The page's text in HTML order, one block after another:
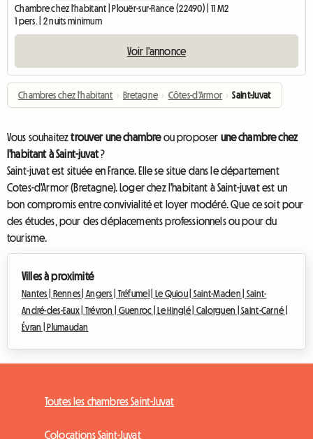
Chambre chez l'habitant | Plouër-sur-Rance (22490) | 11 M2
1 pers. | 2 nuits minimum
Voir l'annonce
Chambres chez l'habitant › Bretagne › Côtes-d'Armor › Saint-Juvat
Vous souhaiteztrouver une chambreou proposer une chambre chez
l'habitant à Saint-juvat?
Saint-juvat est située en France. Elle se situe dans le département
Cotes-d'Armor (Bretagne). Loger chez l'habitant à Saint-juvat est un
bon compromis entre convivialité et loyer modéré. Que ce soit pour
des études, pour des déplacements professionnels ou pour du
tourisme.
Villes à proximité
Nantes | Rennes |Angers | Tréfumel | Le Quiou | Saint-Maden | Saint-
André-des-Eaux | Trévron | Guenroc | Le Hinglé | Calorguen |Saint-Carné |
Évran |
Plumaudan
Toutes les chambres Saint-Juvat
Colocations Saint-Juvat